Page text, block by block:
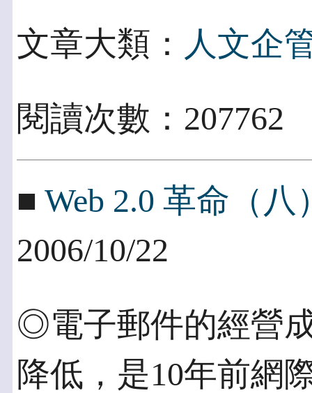
文章大類： 人文企
閱讀次數：
■ Web 2.0 革命（
2006/10/22
◎電子郵件的經營
降低，是10年前網